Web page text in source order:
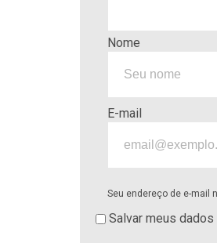
Nome
E-mail
Seu endereço de e-mail
Salvar meus